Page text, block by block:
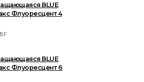
BLUE
Флуоресцент 4
BLUE
Флуоресцент 6